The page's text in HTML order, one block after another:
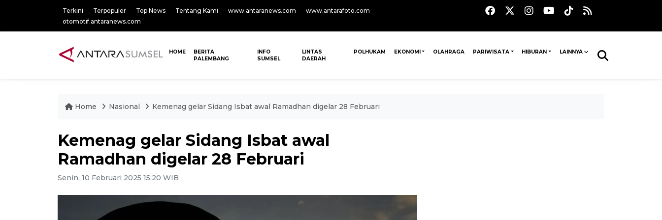
Terkini Terpopuler Top News Tentang Kami www.antaranews.com
www.antarafoto.com
otomotif.antaranews.com
HOME
BERITA
PALEMBANG
INFO
SUMSEL
LINTAS
DAERAH
POLHUKAM EKONOMI OLAHRAGA PARIWISATA HIBURAN LAINNYA
Home Nasional Kemenag gelar Sidang Isbat awal Ramadhan digelar 28 Februari
Kemenag gelar Sidang Isbat awal
Ramadhan digelar 28 Februari
Senin, 10 Februari 2025 15:20 WIB